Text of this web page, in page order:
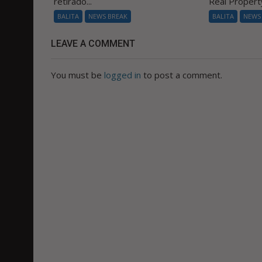
BALITA NEWS BREAK BALITA
LEAVE A COMMENT
You must be logged in to post a comment.